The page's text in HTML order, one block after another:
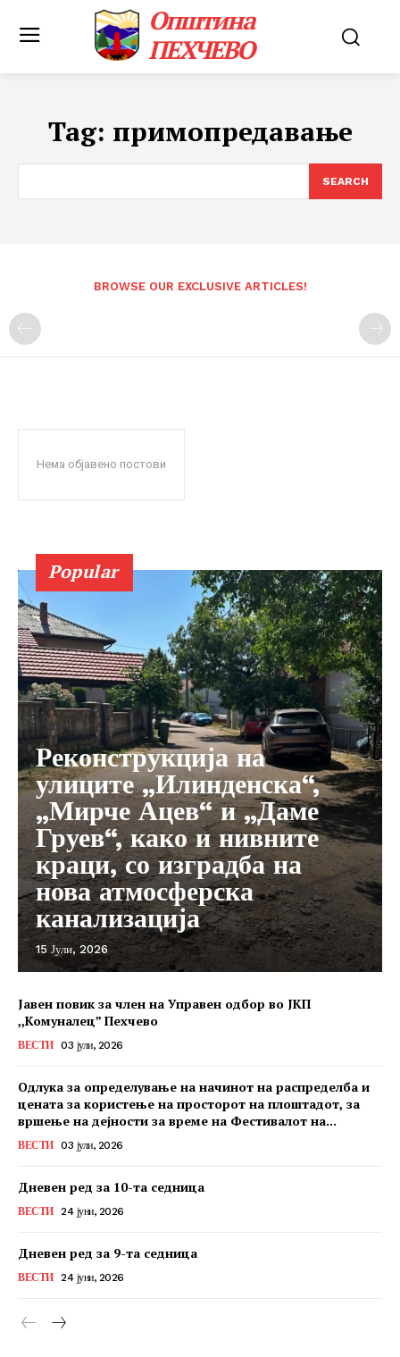
Општина
ПЕХЧЕВО
Tag: примопредавање
SEARCH
BROWSE OUR EXCLUSIVE ARTICLES!
Нема објавено постови
Popular
Реконструкција на
улиците „Илинденска“,
„Мирче Ацев“ и „Даме
Груев“, како и нивните
краци, со изградба на
нова атмосферска
канализација
15 Јули, 2026
Јавен повик за член на Управен одбор во ЈКП
,,Комуналец” Пехчево
ВЕСТИ 03 јули, 2026
Одлука за определување на начинот на распределба и
цената за користење на просторот на плоштадот, за
вршење на дејности за време на Фестивалот на...
ВЕСТИ 03 јули, 2026
Дневен ред за 10-та седница
ВЕСТИ 24 јуни, 2026
Дневен ред за 9-та седница
ВЕСТИ 24 јуни, 2026